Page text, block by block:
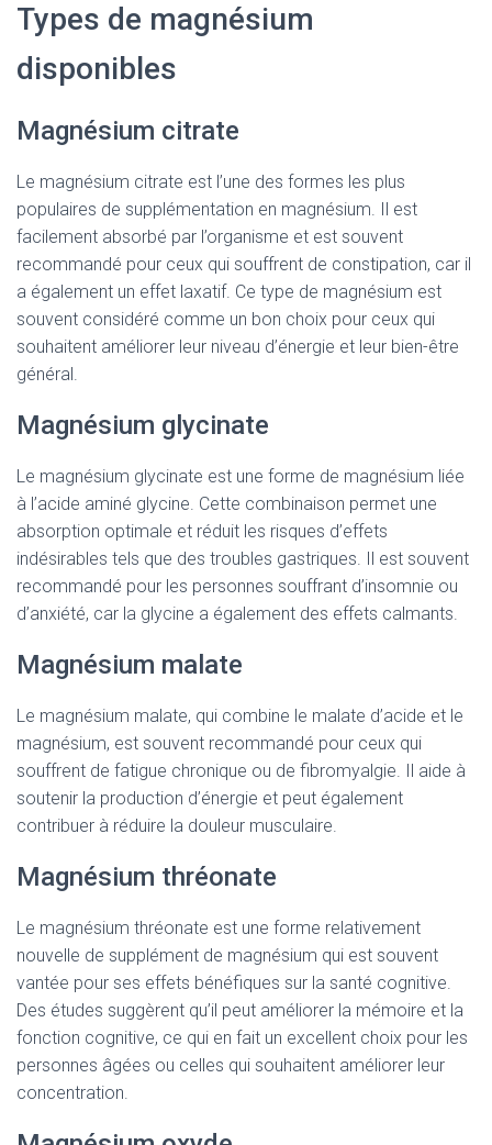
Types de magnésium
disponibles
Magnésium citrate
Le magnésium citrate est l’une des formes les plus
populaires de supplémentation en magnésium. Il est
facilement absorbé par l’organisme et est souvent
recommandé pour ceux qui souffrent de constipation, car il
a également un effet laxatif. Ce type de magnésium est
souvent considéré comme un bon choix pour ceux qui
souhaitent améliorer leur niveau d’énergie et leur bien-être
général.
Magnésium glycinate
Le magnésium glycinate est une forme de magnésium liée
à l’acide aminé glycine. Cette combinaison permet une
absorption optimale et réduit les risques d’effets
indésirables tels que des troubles gastriques. Il est souvent
recommandé pour les personnes souffrant d’insomnie ou
d’anxiété, car la glycine a également des effets calmants.
Magnésium malate
Le magnésium malate, qui combine le malate d’acide et le
magnésium, est souvent recommandé pour ceux qui
souffrent de fatigue chronique ou de fibromyalgie. Il aide à
soutenir la production d’énergie et peut également
contribuer à réduire la douleur musculaire.
Magnésium thréonate
Le magnésium thréonate est une forme relativement
nouvelle de supplément de magnésium qui est souvent
vantée pour ses effets bénéfiques sur la santé cognitive.
Des études suggèrent qu’il peut améliorer la mémoire et la
fonction cognitive, ce qui en fait un excellent choix pour les
personnes âgées ou celles qui souhaitent améliorer leur
concentration.